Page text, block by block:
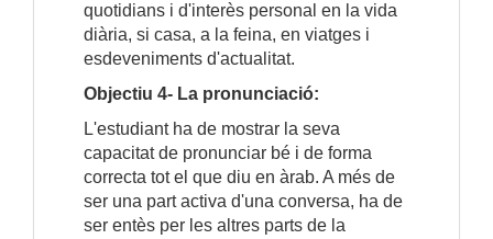
quotidians i d'interès personal en la vida
diària, si casa, a la feina, en viatges i
esdeveniments d'actualitat.
Objectiu 4- La pronunciació:
L'estudiant ha de mostrar la seva
capacitat de pronunciar bé i de forma
correcta tot el que diu en àrab. A més de
ser una part activa d'una conversa, ha de
ser entès per les altres parts de la